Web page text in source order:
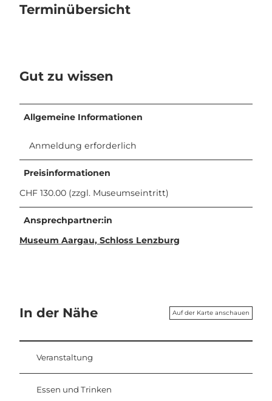
Terminübersicht
Gut zu wissen
Allgemeine Informationen
Anmeldung erforderlich
Preisinformationen
CHF 130.00 (zzgl. Museumseintritt)
Ansprechpartner:in
Museum Aargau, Schloss Lenzburg
In der Nähe Auf der Karte anschauen
Veranstaltung
Essen und Trinken